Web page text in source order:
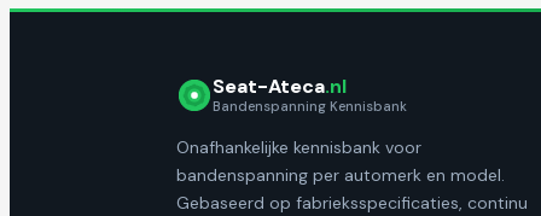
Seat-Ateca.nl
Bandenspanning Kennisbank
Onafhankelijke kennisbank voor
bandenspanning per automerk en model.
Gebaseerd op fabrieksspecificaties, continu